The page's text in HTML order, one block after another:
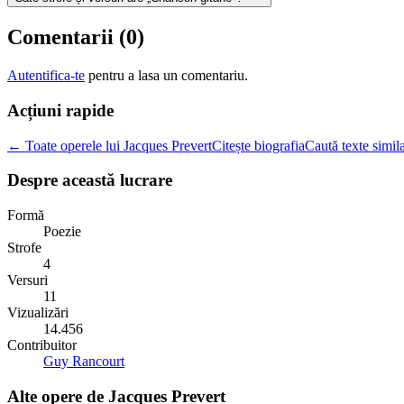
Comentarii (0)
Autentifica-te pentru a lasa un comentariu.
Acțiuni rapide
← Toate operele lui Jacques PrevertCitește biografiaCaută texte
Despre această lucrare
Formă
Poezie
Strofe
4
Versuri
11
Vizualizări
14.456
Contribuitor
Guy Rancourt
Alte opere de Jacques Prevert